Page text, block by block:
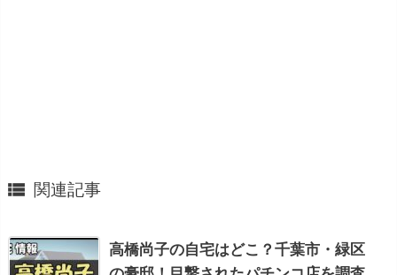
 関連記事
高橋尚子の自宅はどこ？千葉市・緑区